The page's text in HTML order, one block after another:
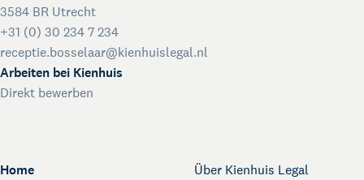
Home
Über Kienhuis Legal
3584 BR Utrecht
+31 (0) 30 234 7 234
receptie.bosselaar@kienhuislegal.nl
Arbeiten bei Kienhuis
Direkt bewerben